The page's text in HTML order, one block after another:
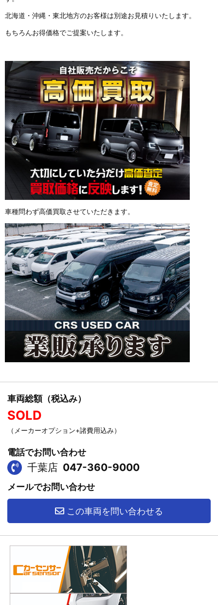
北海道・沖縄・東北地方のお客様は別途お見積りいたします。
もちろんお得価格でご提案いたします。
車種問わず高価買取させていただきます。
車両総額（税込み）
SOLD
（メーカーオプション+諸費用込み）
電話でお問い合わせ
千葉店 047-360-9000
メールでお問い合わせ
この車両を問い合わせる